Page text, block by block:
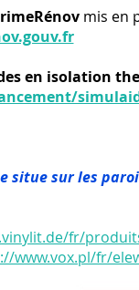
mis en
en isolation
sur les
fr/
www.vox.pl/fr/